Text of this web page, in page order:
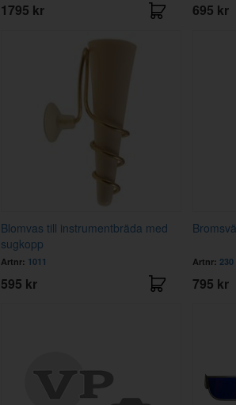
1795 kr 695 kr
Blomvas till instrumentbräda med
sugkopp
Artnr: 1011
595 kr
Artnr: 230
795 kr